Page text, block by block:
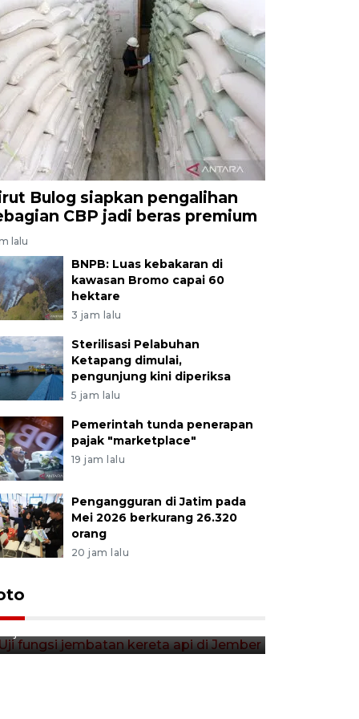
Bulog siapkan pengalihan
CBP jadi beras premium
lalu
BNPB: Luas kebakaran di
kawasan Bromo capai 60
hektare
3 jam lalu
Sterilisasi Pelabuhan
Ketapang dimulai,
pengunjung kini diperiksa
5 jam lalu
Pemerintah tunda penerapan
pajak "marketplace"
19 jam lalu
Pengangguran di Jatim pada
Mei 2026 berkurang 26.320
orang
20 jam lalu
Uji fungsi jembatan kereta api
di Jember